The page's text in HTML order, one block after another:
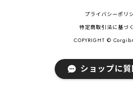
した！とても早い対応でありが
レゼント用だったけど自分用に
ありがとうございました！！！
プライバシーポリ
特定商取引法に基づ
COPYRIGHT ©
ショップに